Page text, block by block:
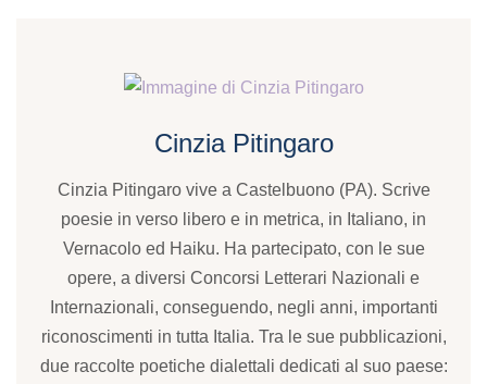
Cinzia Pitingaro
Cinzia Pitingaro vive a Castelbuono (PA). Scrive
poesie in verso libero e in metrica, in Italiano, in
Vernacolo ed Haiku. Ha partecipato, con le sue
opere, a diversi Concorsi Letterari Nazionali e
Internazionali, conseguendo, negli anni, importanti
riconoscimenti in tutta Italia. Tra le sue pubblicazioni,
due raccolte poetiche dialettali dedicati al suo paese: